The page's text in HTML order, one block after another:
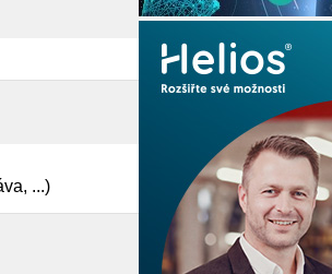
...)